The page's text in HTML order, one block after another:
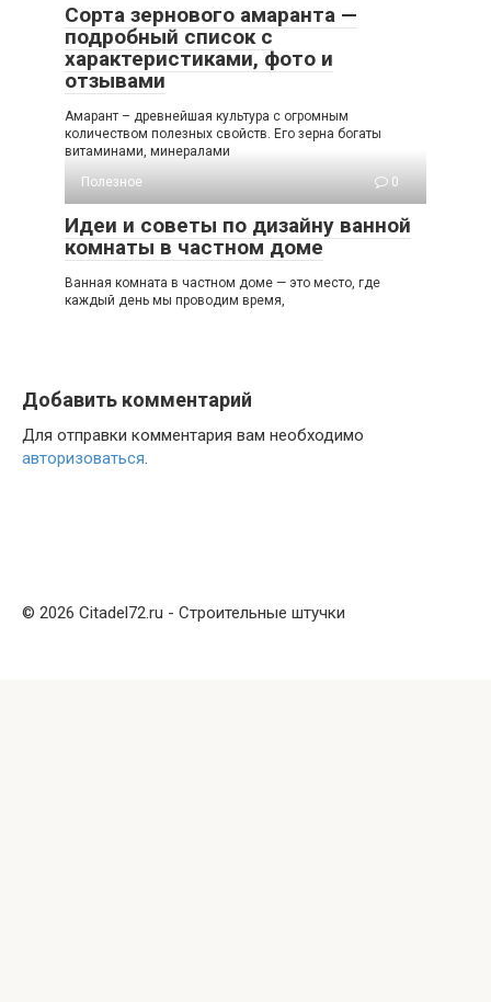
Сорта зернового амаранта —
подробный список с
характеристиками, фото и
отзывами
Амарант – древнейшая культура с огромным
количеством полезных свойств. Его зерна богаты
витаминами, минералами
Полезное
0
Идеи и советы по дизайну ванной
комнаты в частном доме
Ванная комната в частном доме — это место, где
каждый день мы проводим время,
Добавить комментарий
Для отправки комментария вам необходимо
авторизоваться.
© 2026 Citadel72.ru - Строительные штучки